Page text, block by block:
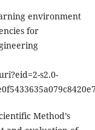
environment
for
s2.0-
Method’s